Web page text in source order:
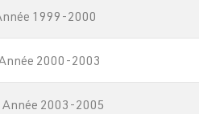
1999-2000
2000-2003
2003-2005